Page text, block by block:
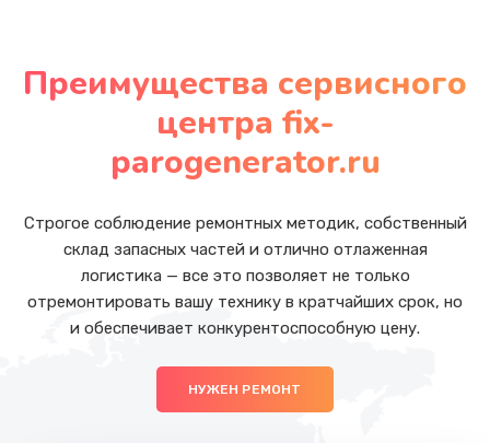
Заказать
Ремонт или замена термоблока
от 5000 руб.
Заказать
Ремонт привода варочного блока
от 4000 руб.
Заказать
Замена помпы
Преимущества сервисного
центра fix-
parogenerator.ru
Строгое соблюдение ремонтных методик, собственный
склад запасных частей и отлично отлаженная
логистика — все это позволяет не только
отремонтировать вашу технику в кратчайших срок, но
и обеспечивает конкурентоспособную цену.
НУЖЕН РЕМОНТ